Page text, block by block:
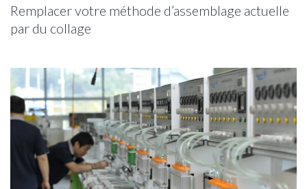
Remplacer votre méthode d’assemblage actuelle
par du collage